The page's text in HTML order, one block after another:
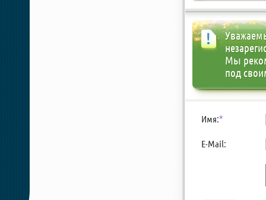
Мы
под
Имя:*
E-Mail: